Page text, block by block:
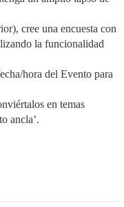
cree una encuesta con
la funcionalidad
hora del Evento para
en temas
ancla’.